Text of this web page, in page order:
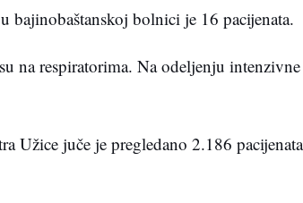
bajinobaštanskoj bolnici je 16 pacijenata.
na respiratorima. Na odeljenju
Užice juče je pregledano 2.186